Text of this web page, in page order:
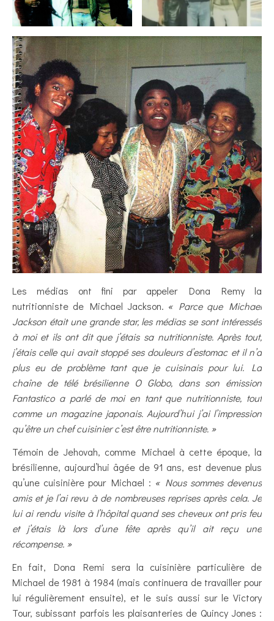
Les médias ont fini par appeler Dona Remy la
nutritionniste de Michael Jackson. « Parce que Michael
Jackson était une grande star, les médias se sont intéressés
à moi et ils ont dit que j’étais sa nutritionniste. Après tout,
j’étais celle qui avait stoppé ses douleurs d’estomac et il n’a
plus eu de problème tant que je cuisinais pour lui. La
chaîne de télé brésilienne O Globo, dans son émission
Fantastico a parlé de moi en tant que nutritionniste, tout
comme un magazine japonais. Aujourd’hui j’ai l’impression
qu’être un chef cuisinier c’est être nutritionniste. »
Témoin de Jehovah, comme Michael à cette époque, la
brésilienne, aujourd’hui âgée de 91 ans, est devenue plus
qu’une cuisinière pour Michael : « Nous sommes devenus
amis et je l’ai revu à de nombreuses reprises après cela. Je
lui ai rendu visite à l’hôpital quand ses cheveux ont pris feu
et j’étais là lors d’une fête après qu’il ait reçu une
récompense. »
En fait, Dona Remi sera la cuisinière particulière de
Michael de 1981 à 1984 (mais continuera de travailler pour
lui régulièrement ensuite), et le suis aussi sur le Victory
Tour, subissant parfois les plaisanteries de Quincy Jones :